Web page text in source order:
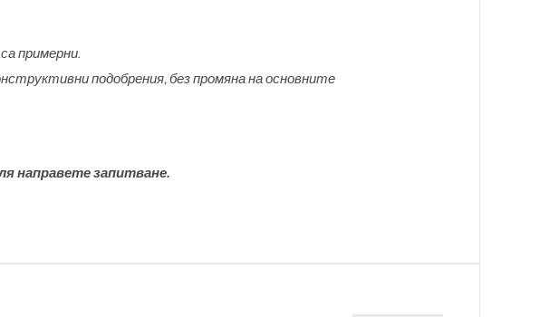
примерни.
подобрения, без промяна на основните
направете запитване.